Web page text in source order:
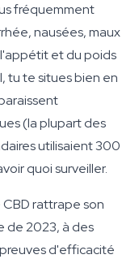
fréquemment
nausées, maux
et du poids
tu te situes bien en
(la plupart des
utilisaient 300
quoi surveiller.
rattrape son
de 2023, à des
d'efficacité